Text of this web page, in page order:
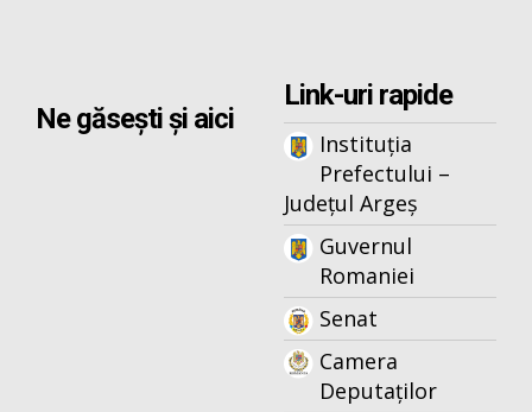
Ne găsești și aici
Link-uri rapide
Instituția
Prefectului –
Județul Argeș
Guvernul
Romaniei
Senat
Camera
Deputaților